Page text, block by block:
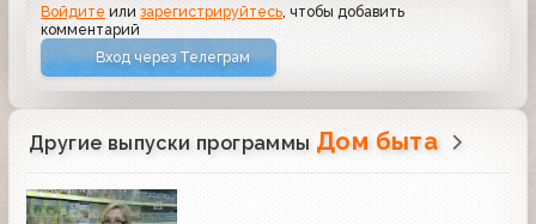
Войдите илизарегистрируйтесь , чтобы добавить
комментарий
Вход через Телеграм
Другие выпуски программы Дом быта